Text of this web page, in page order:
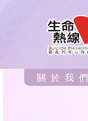
關於我們